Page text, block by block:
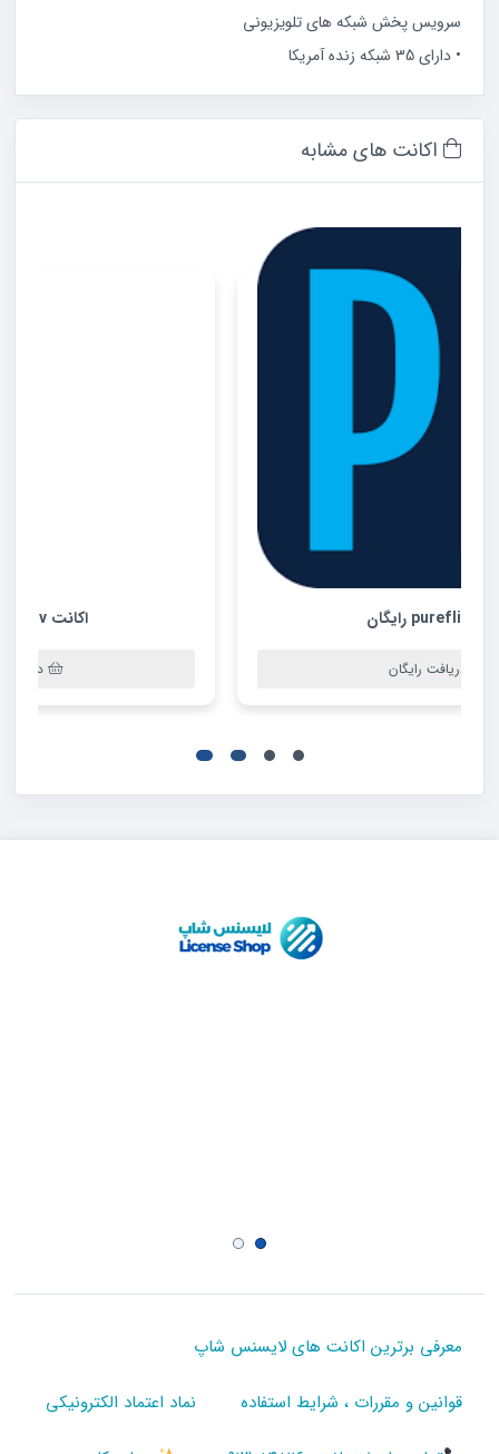
سرویس پخش شبکه های تلویزیونی
• دارای 35 شبکه زنده آمریکا
اکانت های مشابه
معرفی برترین اکانت های لایسنس شاپ
قوانین و مقررات ، شرایط استفاده نماد اعتماد الکترونیکی